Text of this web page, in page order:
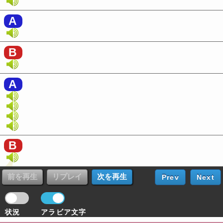
A
B
A
B
状況 アラビア文字
Prev Next